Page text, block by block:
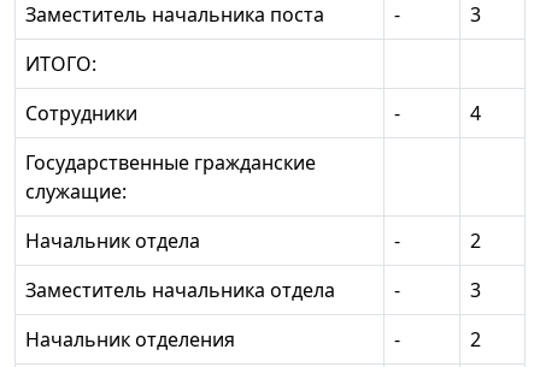
Заместитель начальника поста
-
3
ИТОГО:
Сотрудники
-
4
Государственные гражданские
служащие:
Начальник отдела
-
2
Заместитель начальника отдела
-
3
Начальник отделения
-
2